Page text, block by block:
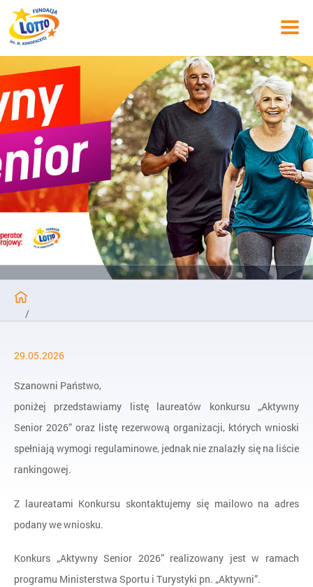
/
/
Lista laureatów konkursu „Aktywny Senior 2026”
29.05.2026
Szanowni Państwo,
poniżej przedstawiamy listę laureatów konkursu „Aktywny
Senior 2026” oraz listę rezerwową organizacji, których wnioski
spełniają wymogi regulaminowe, jednak nie znalazły się na liście
rankingowej.
Z laureatami Konkursu skontaktujemy się mailowo na adres
podany we wniosku.
Konkurs „Aktywny Senior 2026” realizowany jest w ramach
programu Ministerstwa Sportu i Turystyki pn. „Aktywni”.